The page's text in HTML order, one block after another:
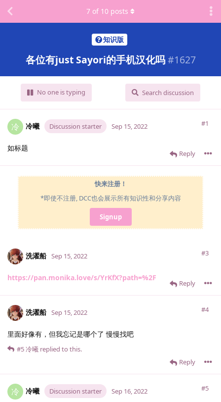
知识版
各位有just Sayori的手机汉化吗 #1627
No one is typing Search discussion
7 of 10 posts
冷 冷曦 Discussion starter #1
Sep 15, 2022
如标题
Reply
快来注册！
*即使不注册, DCC也会展示所有知识性和分享内容
Signup
洗濯船 #3
Sep 15, 2022
https://pan.monika.love/s/YrKfX?path=%2F
Reply
洗濯船 #4
Sep 15, 2022
里面好像有，但我忘记是哪个了 慢慢找吧
Reply
#5冷曦 replied to this.
冷 冷曦 Discussion starter #5
Sep 16, 2022